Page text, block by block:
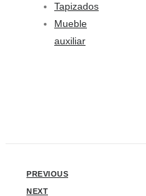
Tapizados
Mueble
auxiliar
PREVIOUS
NEXT